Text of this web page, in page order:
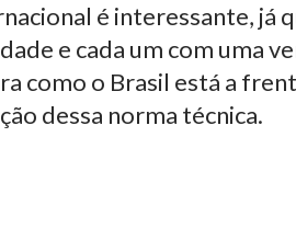
é interessante, já
e cada um com uma
como o Brasil está a
dessa norma técnica.